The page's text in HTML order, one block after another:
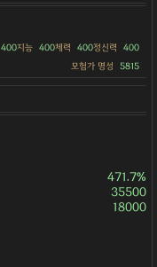
400지능 400체력 400정신력
400
모험가 명성
5815
471.7%
35500
18000